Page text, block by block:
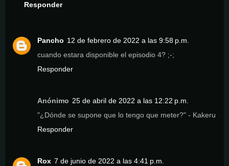
Responder
Pancho 12 de febrero de 2022 a las 9:58 p.m.
cuando estara disponible el episodio 4? ;-;
Responder
Anónimo 25 de abril de 2022 a las 12:22 p.m.
"¿Dónde se supone que lo tengo que meter?" - Kakeru
Responder
Rox 7 de junio de 2022 a las 4:41 p.m.